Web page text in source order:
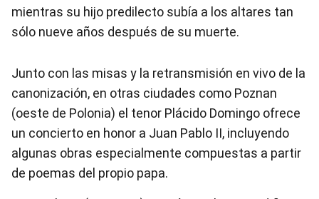
mientras su hijo predilecto subía a los altares tan
sólo nueve años después de su muerte.
Junto con las misas y la retransmisión en vivo de la
canonización, en otras ciudades como Poznan
(oeste de Polonia) el tenor Plácido Domingo ofrece
un concierto en honor a Juan Pablo II, incluyendo
algunas obras especialmente compuestas a partir
de poemas del propio papa.